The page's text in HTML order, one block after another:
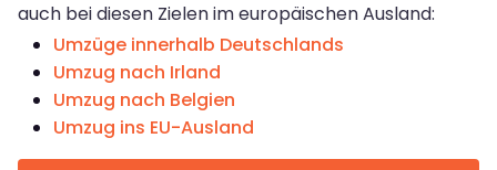
auch bei diesen Zielen im europäischen Ausland:
Umzüge innerhalb Deutschlands
Umzug nach Irland
Umzug nach Belgien
Umzug ins EU-Ausland